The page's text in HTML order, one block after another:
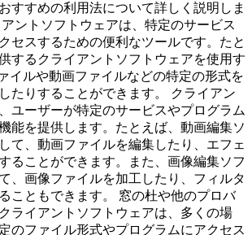
すすめの利用法について詳しく説明しま
ントソフトウェアは、特定のサービス
セスするための便利なツールです。たと
するクライアントソフトウェアを使用す
イルや動画ファイルなどの特定の形式を
たりすることができます。 クライアン
ユーザーが特定のサービスやプログラム
能を提供します。たとえば、動画編集ソ
て、動画ファイルを編集したり、エフェ
ることができます。また、画像編集ソフ
、画像ファイルを加工したり、フィルタ
こともできます。 窓の杜や他のプロバ
ライアントソフトウェアは、多くの場
のファイル形式やプログラムにアクセス